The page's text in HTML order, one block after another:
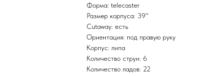
Форма: telecaster
Размер корпуса: 39''
Cutaway: есть
Ориентация: под правую руку
Корпус: липа
Количество струн: 6
Количество ладов: 22